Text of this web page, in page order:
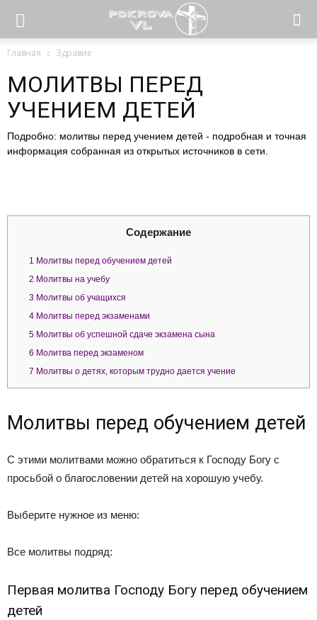
Главная Здравие
МОЛИТВЫ ПЕРЕД
УЧЕНИЕМ ДЕТЕЙ
Подробно: молитвы перед учением детей - подробная и точная
информация собранная из открытых источников в сети.
Содержание
1 Молитвы перед обучением детей
2 Молитвы на учебу
3 Молитвы об учащихся
4 Молитвы перед экзаменами
5 Молитвы об успешной сдаче экзамена сына
6 Молитва перед экзаменом
7 Молитвы о детях, которым трудно дается учение
Молитвы перед обучением детей
С этими молитвами можно обратиться к Господу Богу с
просьбой о благословении детей на хорошую учебу.
Выберите нужное из меню:
Все молитвы подряд:
Первая молитва Господу Богу перед обучением
детей